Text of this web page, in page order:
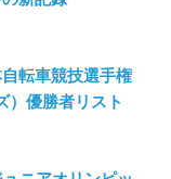
転車競技選手権
）優勝者リスト